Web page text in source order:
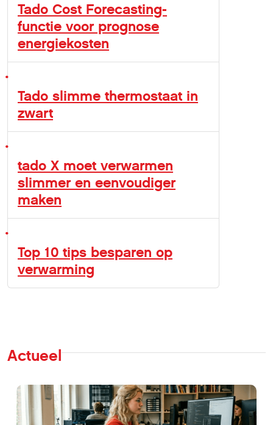
Tado Cost Forecasting-
functie voor prognose
energiekosten
Tado slimme thermostaat in
zwart
tado X moet verwarmen
slimmer en eenvoudiger
maken
Top 10 tips besparen op
verwarming
Actueel